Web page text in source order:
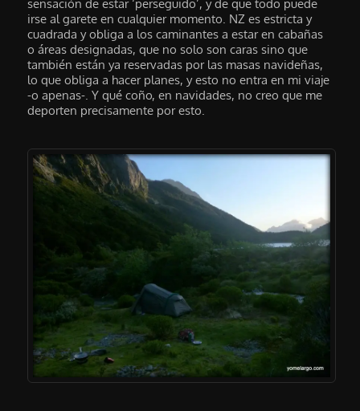
sensación de estar ‘perseguido’, y de que todo puede
irse al garete en cualquier momento. NZ es estricta y
cuadrada y obliga a los caminantes a estar en cabañas
o áreas designadas, que no solo son caras sino que
también están ya reservadas por las masas navideñas,
lo que obliga a hacer planes, y esto no entra en mi viaje
-o apenas-. Y qué coño, en navidades, no creo que me
deporten precisamente por esto.